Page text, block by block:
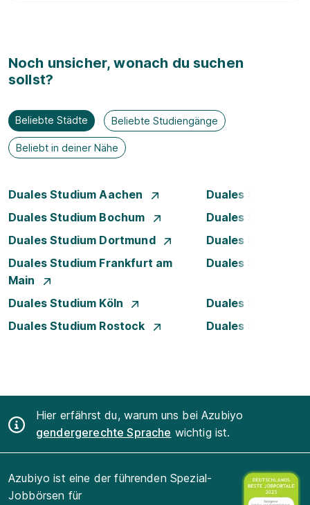
Noch unsicher, wonach du suchen
sollst?
Beliebte Städte Beliebte Studiengänge
Beliebt in deiner Nähe
Duales Studium Aachen
Duales Studium
Duales Studium Bochum
Duales Studium
Duales Studium Dortmund
Duales Studium
Duales Studium Frankfurt am
Main
Duales Studium
Duales Studium Köln
Duales Studium
Duales Studium Rostock
Duales Studium
Hier erfährst du, warum uns bei Azubiyo
gendergerechte Sprache wichtig ist.
Azubiyo ist eine der führenden Spezial-
Jobbörsen für